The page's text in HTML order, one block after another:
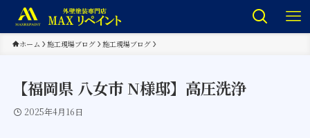
ホーム 施工現場ブログ 施工現場ブログ
【福岡県 八女市 N様邸】高圧洗浄
2025年4月16日